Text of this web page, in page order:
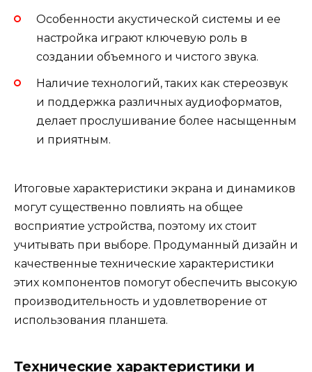
Особенности акустической системы и ее
настройка играют ключевую роль в
создании объемного и чистого звука.
Наличие технологий, таких как стереозвук
и поддержка различных аудиоформатов,
делает прослушивание более насыщенным
и приятным.
Итоговые характеристики экрана и динамиков
могут существенно повлиять на общее
восприятие устройства, поэтому их стоит
учитывать при выборе. Продуманный дизайн и
качественные технические характеристики
этих компонентов помогут обеспечить высокую
производительность и удовлетворение от
использования планшета.
Технические характеристики и